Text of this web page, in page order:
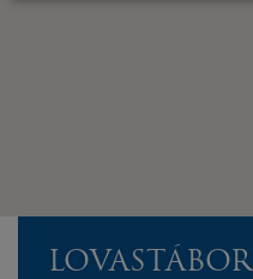
LOVASTÁBOR